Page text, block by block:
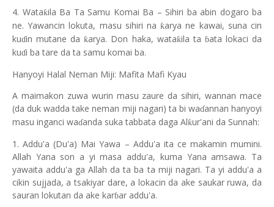
4. Wataƙila Ba Ta Samu Komai Ba – Sihiri ba abin dogaro ba
ne. Yawancin lokuta, masu sihiri naƙarya ne kawai, suna cin
kuɗin mutane daƙarya. Don haka, wataƙila ta ɓata lokaci da
kuɗi ba tare da ta samu komai ba.
Hanyoyi Halal Neman Miji: Mafita Mafi Kyau
A maimakon zuwa wurin masu zaure da sihiri, wannan mace
(da duk wadda take neman miji nagari) ta bi waɗannan hanyoyi
masu inganci waɗanda suka tabbata daga Alƙur'ani da Sunnah:
1. Addu'a (Du'a) Mai Yawa – Addu'a ita ce makamin mumini.
Allah Yana son a yi masa addu'a, kuma Yana amsawa. Ta
yawaita addu'a ga Allah da ta ba ta miji nagari. Ta yi addu'a a
cikin sujjada, a tsakiyar dare, a lokacin da ake saukar ruwa, da
sauran lokutan da ake karɓar addu'a.